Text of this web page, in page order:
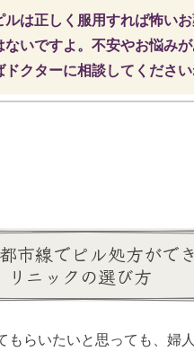
ルは正しく服用すれば怖い
ないですよ。不安やお悩み
ドクターに相談してください
市線でピル処方がで
リニックの選び方
もらいたいと思っても、婦